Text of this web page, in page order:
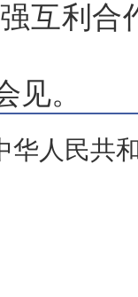
互利合
见。
华人民共